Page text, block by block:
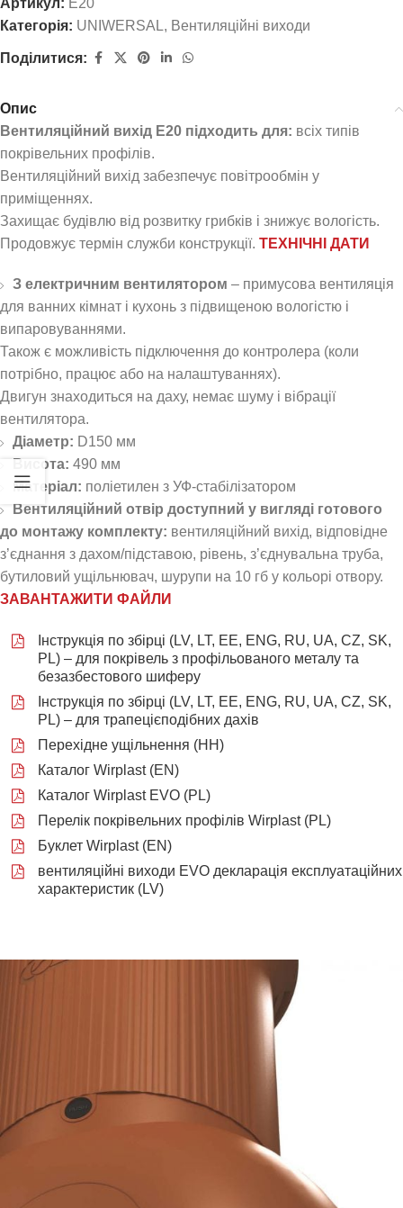
Категорія: UNIWERSAL, Вентиляційні виходи
Поділитися:
Опис
Вентиляційний вихід E20 підходить для: всіх типів
покрівельних профілів.
Вентиляційний вихід забезпечує повітрообмін у
приміщеннях.
Захищає будівлю від розвитку грибків і знижує вологість.
Продовжує термін служби конструкції. ТЕХНІЧНІ ДАТИ
З електричним вентилятором – примусова вентиляція
для ванних кімнат і кухонь з підвищеною вологістю і
випаровуваннями.
Також є можливість підключення до контролера (коли
потрібно, працює або на налаштуваннях).
Двигун знаходиться на даху, немає шуму і вібрації
вентилятора.
Діаметр: D150 мм
Висота: 490 мм
Матеріал: поліетилен з УФ-стабілізатором
Вентиляційний отвір доступний у вигляді готового
до монтажу комплекту: вентиляційний вихід, відповідне
з’єднання з дахом/підставою, рівень, з’єднувальна труба,
бутиловий ущільнювач, шурупи на 10 гб у кольорі отвору.
ЗАВАНТАЖИТИ ФАЙЛИ
Інструкція по збірці (LV, LT, EE, ENG, RU, UA, CZ, SK,
PL) – для покрівель з профільованого металу та
безазбестового шиферу
Інструкція по збірці (LV, LT, EE, ENG, RU, UA, CZ, SK,
PL) – для трапецієподібних дахів
Перехідне ущільнення (НН)
Каталог Wirplast (EN)
Каталог Wirplast EVO (PL)
Перелік покрівельних профілів Wirplast (PL)
Буклет Wirplast (EN)
вентиляційні виходи EVO декларація експлуатаційних
характеристик (LV)